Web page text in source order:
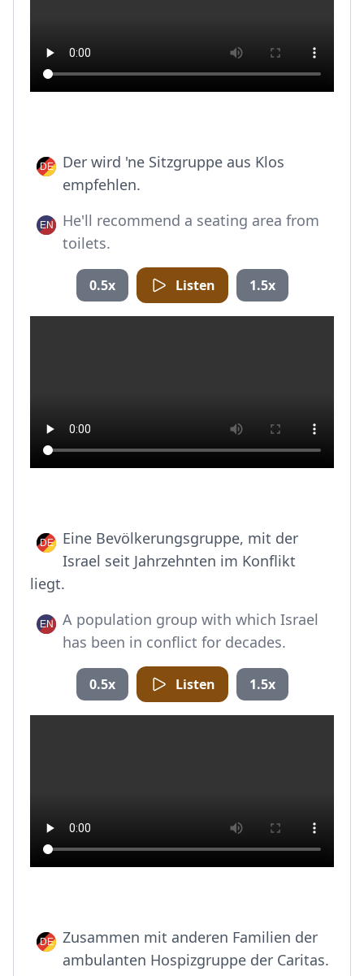
Der wird 'ne Sitzgruppe aus Klos
empfehlen.
He'll recommend a seating area from
toilets.
0.5x Listen 1.5x
Eine Bevölkerungsgruppe, mit der
Israel seit Jahrzehnten im Konflikt
liegt.
A population group with which Israel
has been in conflict for decades.
0.5x Listen 1.5x
Zusammen mit anderen Familien der
ambulanten Hospizgruppe der Caritas.